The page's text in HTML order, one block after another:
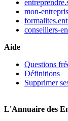
mon-
conseillers-
Aide
Questions
Définitions
Supprimer
L'Annuaire des